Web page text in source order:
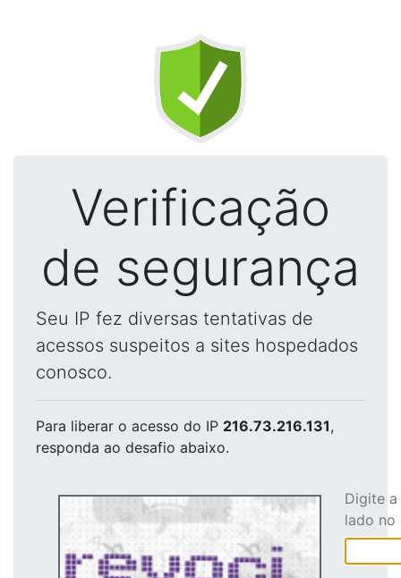
Verificação
de segurança
Seu IP fez diversas tentativas de
acessos suspeitos a sites hospedados
conosco.
Para liberar o acesso do IP 216.73.216.131,
responda ao desafio abaixo.
Digite
lado no